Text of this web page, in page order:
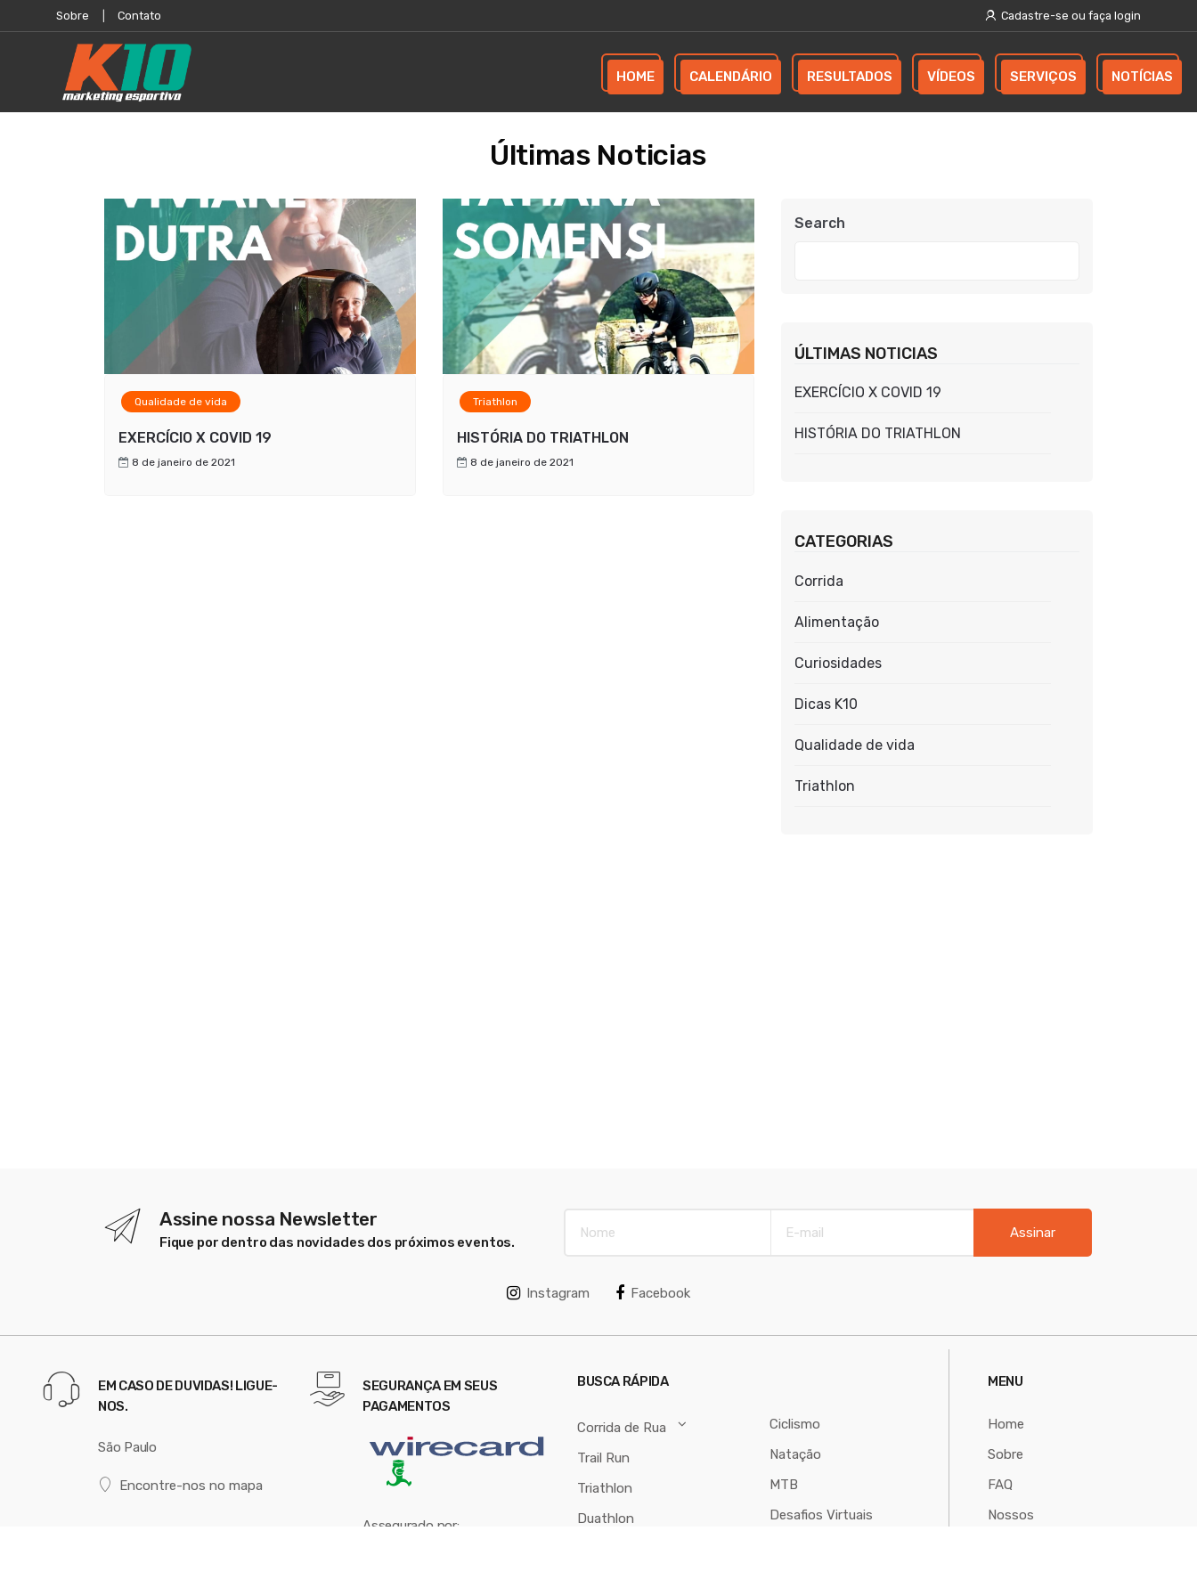
Sobre Contato Cadastre-se ou faça login
HOME CALENDÁRIO RESULTADOS VÍDEOS SERVIÇOS NOTÍCIAS
Últimas Noticias
Qualidade de vida
EXERCÍCIO X COVID 19
8 de janeiro de 2021
Triathlon
HISTÓRIA DO TRIATHLON
8 de janeiro de 2021
Search
ÚLTIMAS NOTICIAS
EXERCÍCIO X COVID 19
HISTÓRIA DO TRIATHLON
CATEGORIAS
Corrida
Alimentação
Curiosidades
Dicas K10
Qualidade de vida
Triathlon
Assine nossa Newsletter
Fique por dentro das novidades dos próximos eventos.
Assinar
Instagram Facebook
EM CASO DE DUVIDAS! LIGUE-
NOS.
São Paulo
Encontre-nos no mapa
SEGURANÇA EM SEUS
PAGAMENTOS
Assegurado por:
BUSCA RÁPIDA
Corrida de Rua
Trail Run
Triathlon
Duathlon
Ciclismo
Natação
MTB
Desafios Virtuais
MENU
Home
Sobre
FAQ
Nossos